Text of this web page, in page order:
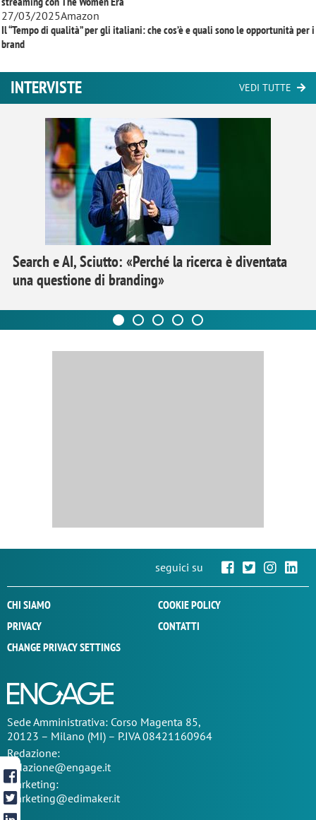
27/03/2025Amazon
Il “Tempo di qualità” per gli italiani: che cos’è e quali sono le opportunità per i
brand
INTERVISTE VEDI TUTTE
Search e AI, Sciutto: «Perché la ricerca è diventata
una questione di branding»
seguici su
CHI SIAMO
COOKIE POLICY
PRIVACY
CONTATTI
CHANGE PRIVACY SETTINGS
SedeAmministrativa: Corso Magenta 85,
20123 – Milano (MI) – P.IVA 08421160964
Redazione:
redazione@engage.it
Marketing:
marketing@edimaker.it